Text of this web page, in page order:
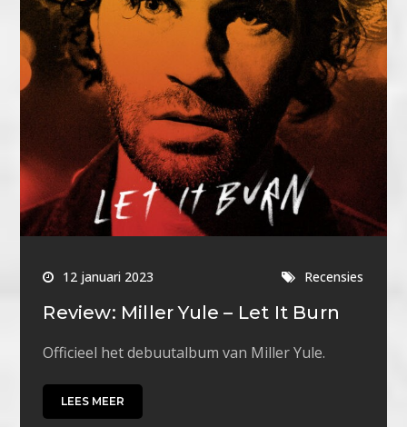
12 januari 2023 Recensies
Review: Miller Yule – Let It Burn
Officieel het debuutalbum van Miller Yule.
LEES MEER